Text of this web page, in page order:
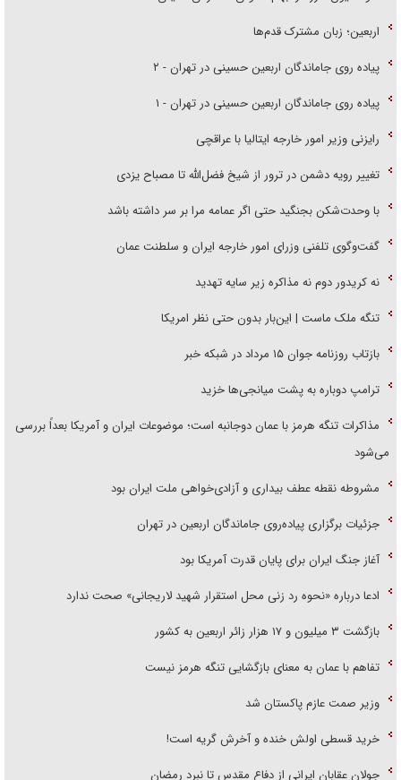
اربعین؛ زبان مشترک قدم‌ها
پیاده روی جاماندگان اربعین حسینی در تهران - ۲
پیاده روی جاماندگان اربعین حسینی در تهران - ۱
رایزنی وزیر امور خارجه ایتالیا با عراقچی
تغییر رویه دشمن در ترور از شیخ فضل‌الله تا مصباح یزدی
با وحدت‌شکن بجنگید حتی اگر عمامه مرا بر سر داشته باشد
گفت‌وگوی تلفنی وزرای امور خارجه ایران و سلطنت عمان
نه کریدور دوم نه مذاکره زیر سایه تهدید
تنگه ملک ماست | این‌بار بدون حتی نظر امریکا
بازتاب روزنامه جوان ۱۵ مرداد در شبکه خبر
ترامپ دوباره به پشت میانجی‌ها خزید
مذاکرات تنگه هرمز با عمان دوجانبه است؛ موضوعات ایران و آمریکا بعداً بررسی
می‌شود
مشروطه نقطه عطف بیداری و آزادی‌خواهی ملت ایران بود
جزئیات برگزاری پیاده‌روی جاماندگان اربعین در تهران
آغاز جنگ ایران برای پایان قدرت آمریکا بود
ادعا درباره «نحوه رد زنی محل استقرار شهید لاریجانی» صحت ندارد
بازگشت ۳ میلیون و ۱۷ هزار زائر اربعین به کشور
تفاهم با عمان به معنای بازگشایی تنگه هرمز نیست
وزیر صمت عازم پاکستان شد
خرید قسطی اولش خنده و آخرش گریه است!
جولان عقابان ایرانی از دفاع مقدس تا نبرد رمضان